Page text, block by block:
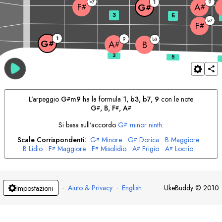
G# 1 A# 9 B b3
F#
b7
F# G# 1 A#
3 5
L'arpeggio G#m9 ha la formula 1, b3, b7, 9 con le note
G#, B, F#, A#
Si basa sull'accordo G# minor ninth.
Scale Corrispondenti: G# Minore G# Dorica B Maggiore
B Lidio F# Maggiore F# Misolidio A# Frigio A# Locrio
Impostazioni · Aiuto & Privacy · English UkeBuddy © 2010